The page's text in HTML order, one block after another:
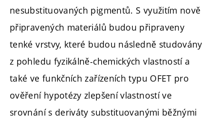
nesubstituovaných pigmentů. S využitím nově
připravených materiálů budou připraveny
tenké vrstvy, které budou následně studovány
z pohledu fyzikálně-chemických vlastností a
také ve funkčních zařízeních typu OFET pro
ověření hypotézy zlepšení vlastností ve
srovnání s deriváty substituovanými běžnými